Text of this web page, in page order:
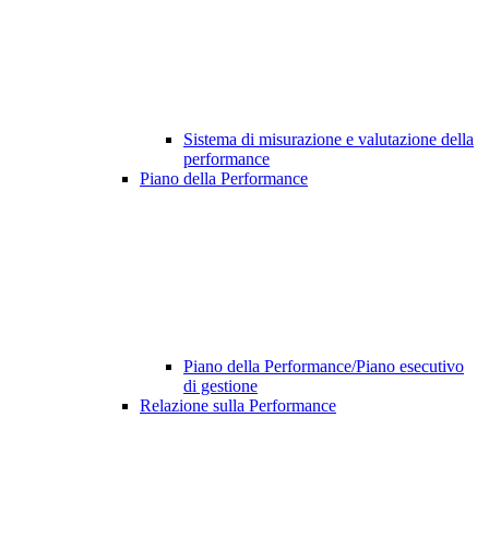
Sistema di misurazione e valutazione della
performance
Piano della Performance
Piano della Performance/Piano esecutivo
di gestione
Relazione sulla Performance